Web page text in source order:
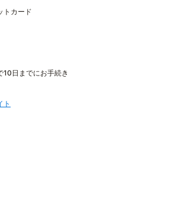
トカード
10日までにお手続き
ト